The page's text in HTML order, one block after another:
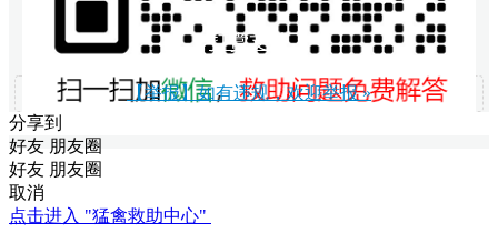
打赏支持
【举报】如有违规，欢迎举报 »
分享到
好友 朋友圈
好友 朋友圈
取消
点击进入 "猛禽救助中心"